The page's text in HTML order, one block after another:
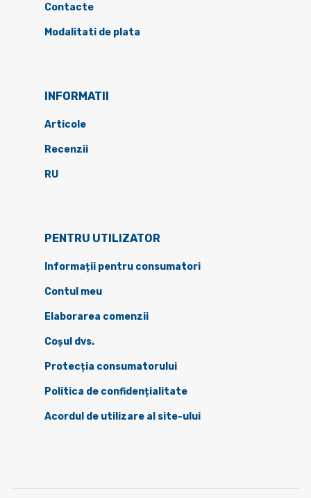
Contacte
Modalitati de plata
INFORMATII
Articole
Recenzii
RU
PENTRU UTILIZATOR
Informații pentru consumatori
Contul meu
Elaborarea comenzii
Coșul dvs.
Protecția consumatorului
Politica de confidențialitate
Acordul de utilizare al site-ului